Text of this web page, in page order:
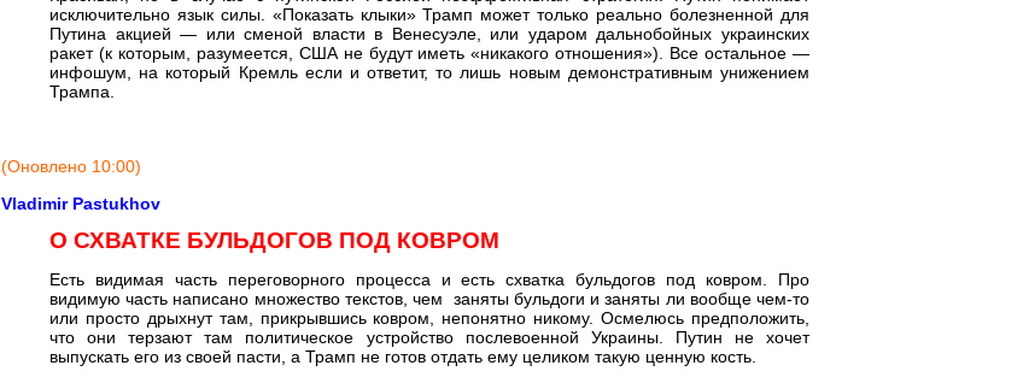
исключительно язык силы. «Показать клыки» Трамп может только реально болезненной для
Путина акцией — или сменой власти в Венесуэле, или ударом дальнобойных украинских
ракет (к которым, разумеется, США не будут иметь «никакого отношения»). Все остальное —
инфошум, на который Кремль если и ответит, то лишь новым демонстративным унижением
Трампа.
(Оновлено 10:00)
Vladimir Pastukhov
О СХВАТКЕ БУЛЬДОГОВ ПОД КОВРОМ
Есть видимая часть переговорного процесса и есть схватка бульдогов под ковром. Про
видимую часть написано множество текстов, чем заняты бульдоги и заняты ли вообще чем-то
или просто дрыхнут там, прикрывшись ковром, непонятно никому. Осмелюсь предположить,
что они терзают там политическое устройство послевоенной Украины. Путин не хочет
выпускать его из своей пасти, а Трамп не готов отдать ему целиком такую ценную кость.